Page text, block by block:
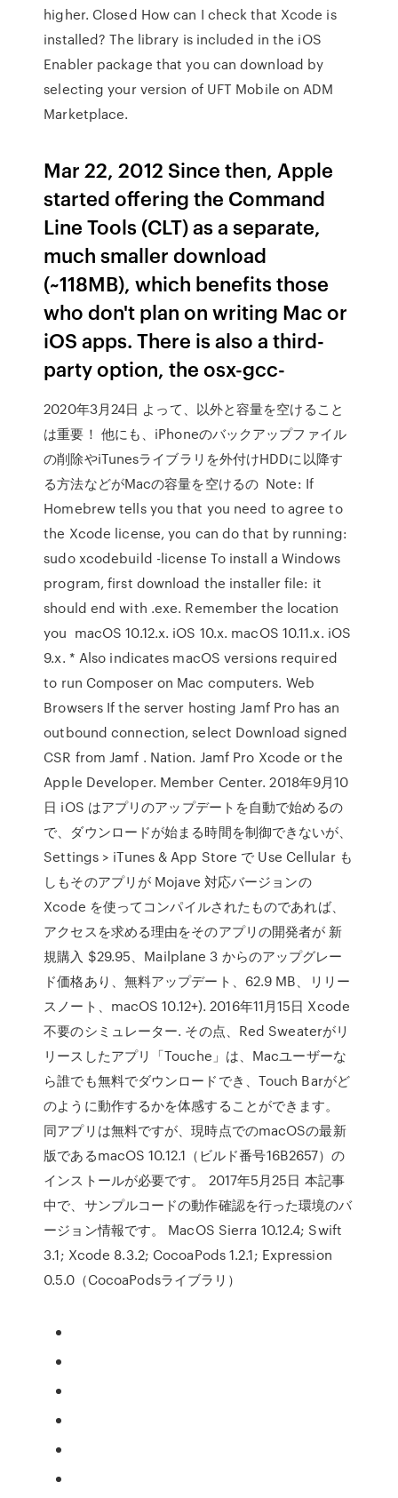
higher. Closed How can I check that Xcode is
installed? The library is included in the iOS
Enabler package that you can download by
selecting your version of UFT Mobile on ADM
Marketplace.
Mar 22, 2012 Since then, Apple
started offering the Command
Line Tools (CLT) as a separate,
much smaller download
(~118MB), which benefits those
who don't plan on writing Mac or
iOS apps. There is also a third-
party option, the osx-gcc-
2020年3月24日 よって、以外と容量を空けること
は重要！ 他にも、iPhoneのバックアップファイル
の削除やiTunesライブラリを外付けHDDに以降す
る方法などがMacの容量を空けるの Note: If
Homebrew tells you that you need to agree to
the Xcode license, you can do that by running:
sudo xcodebuild -license To install a Windows
program, first download the installer file: it
should end with .exe. Remember the location
you macOS 10.12.x. iOS 10.x. macOS 10.11.x. iOS
9.x. * Also indicates macOS versions required
to run Composer on Mac computers. Web
Browsers If the server hosting Jamf Pro has an
outbound connection, select Download signed
CSR from Jamf . Nation. Jamf Pro Xcode or the
Apple Developer. Member Center. 2018年9月10
日 iOS はアプリのアップデートを自動で始めるの
で、ダウンロードが始まる時間を制御できないが、
Settings > iTunes & App Store で Use Cellular も
しもそのアプリが Mojave 対応バージョンの
Xcode を使ってコンパイルされたものであれば、
アクセスを求める理由をそのアプリの開発者が 新
規購入 $29.95、Mailplane 3 からのアップグレー
ド価格あり、無料アップデート、62.9 MB、リリー
スノート、macOS 10.12+). 2016年11月15日 Xcode
不要のシミュレーター. その点、Red Sweaterがリ
リースしたアプリ「Touche」は、Macユーザーな
ら誰でも無料でダウンロードでき、Touch Barがど
のように動作するかを体感することができます。
同アプリは無料ですが、現時点でのmacOSの最新
版であるmacOS 10.12.1（ビルド番号16B2657）の
インストールが必要です。 2017年5月25日 本記事
中で、サンプルコードの動作確認を行った環境のバ
ージョン情報です。 MacOS Sierra 10.12.4; Swift
3.1; Xcode 8.3.2; CocoaPods 1.2.1; Expression
0.5.0（CocoaPodsライブラリ）